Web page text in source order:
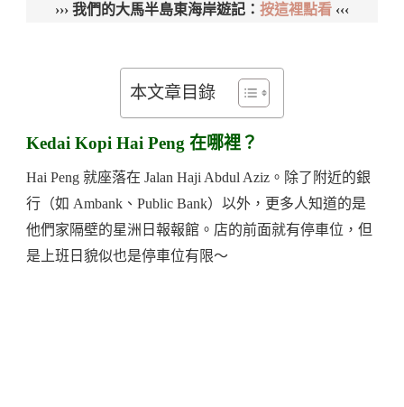
››› 我們的大馬半島東海岸遊記： 按這裡點看 ‹‹‹
本文章目錄
Kedai Kopi Hai Peng 在哪裡？
Hai Peng 就座落在 Jalan Haji Abdul Aziz。除了附近的銀
行（如 Ambank、Public Bank）以外，更多人知道的是
他們家隔壁的星洲日報報館。店的前面就有停車位，但
是上班日貌似也是停車位有限～